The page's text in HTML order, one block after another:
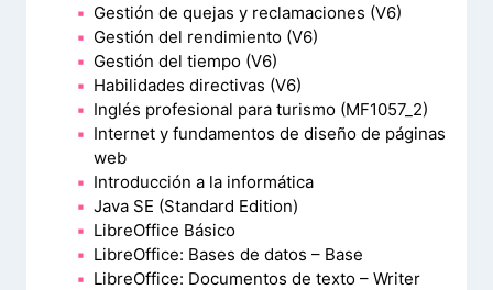
Gestión de quejas y reclamaciones (V6)
Gestión del rendimiento (V6)
Gestión del tiempo (V6)
Habilidades directivas (V6)
Inglés profesional para turismo (MF1057_2)
Internet y fundamentos de diseño de páginas
web
Introducción a la informática
Java SE (Standard Edition)
LibreOffice Básico
LibreOffice: Bases de datos – Base
LibreOffice: Documentos de texto – Writer